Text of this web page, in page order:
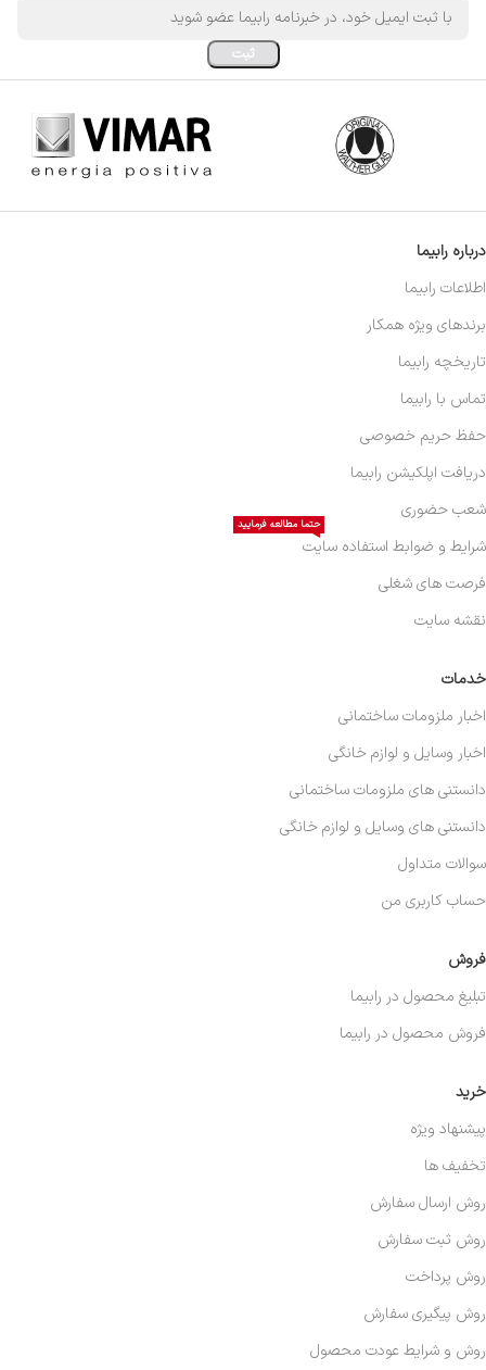
خرید
پیشنهاد ویژه
تخفیف ها
روش ارسال سفارش
روش ثبت سفارش
روش پرداخت
روش پیگیری سفارش
روش و شرایط عودت محصول
فروش
تبلیغ محصول در رابیما
فروش محصول در رابیما
خدمات
اخبار ملزومات ساختمانی
اخبار وسایل و لوازم خانگی
دانستنی های ملزومات ساختمانی
دانستنی های وسایل و لوازم خانگی
سوالات متداول
حساب کاربری من
درباره رابیما
اطلاعات رابیما
برندهای ویژه همکار
تاریخچه رابیما
تماس با رابیما
حفظ حریم خصوصی
دریافت اپلکیشن رابیما
شعب حضوری
شرایط و ضوابط استفاده سایت
حتما مطالعه فرمایید
فرصت های شغلی
نقشه سایت